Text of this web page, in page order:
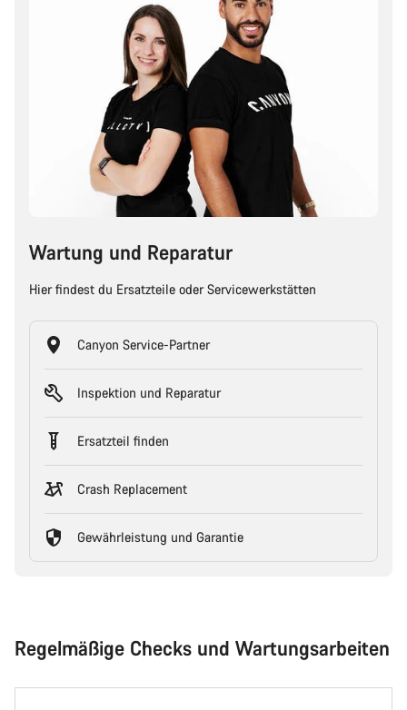
Wartung und Reparatur
Hier findest du Ersatzteile oder Servicewerkstätten
Canyon Service-Partner
Inspektion und Reparatur
Ersatzteil finden
Crash Replacement
Gewährleistung und Garantie
Regelmäßige Checks und Wartungsarbeiten